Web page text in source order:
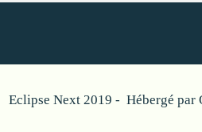
Eclipse Next 2019 - Hébergé par